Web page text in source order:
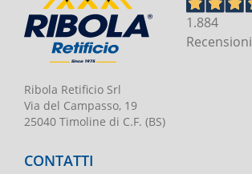
Ribola Retificio Srl
Via del Campasso, 19
25040 Timoline di C.F. (BS)
1.884
Recensioni
CONTATTI